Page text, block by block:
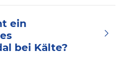
ein
bei Kälte?